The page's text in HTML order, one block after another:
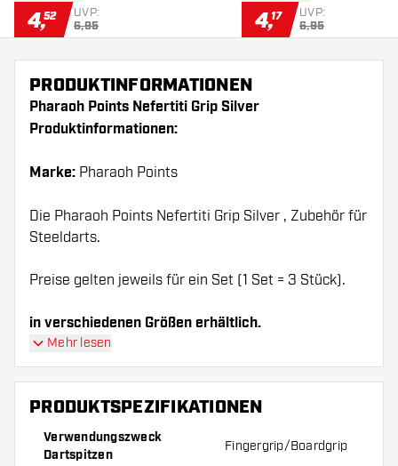
4,52 UVP:
6,95 4,17 UVP:
6,95
PRODUKTINFORMATIONEN
Pharaoh Points Nefertiti Grip Silver
Produktinformationen:
Marke: Pharaoh Points
Die Pharaoh Points Nefertiti Grip Silver , Zubehör für
Steeldarts.
Preise gelten jeweils für ein Set (1 Set = 3 Stück).
in verschiedenen Größen erhältlich.
Mehr lesen
PRODUKTSPEZIFIKATIONEN
Verwendungszweck
Dartspitzen
Fingergrip/Boardgrip